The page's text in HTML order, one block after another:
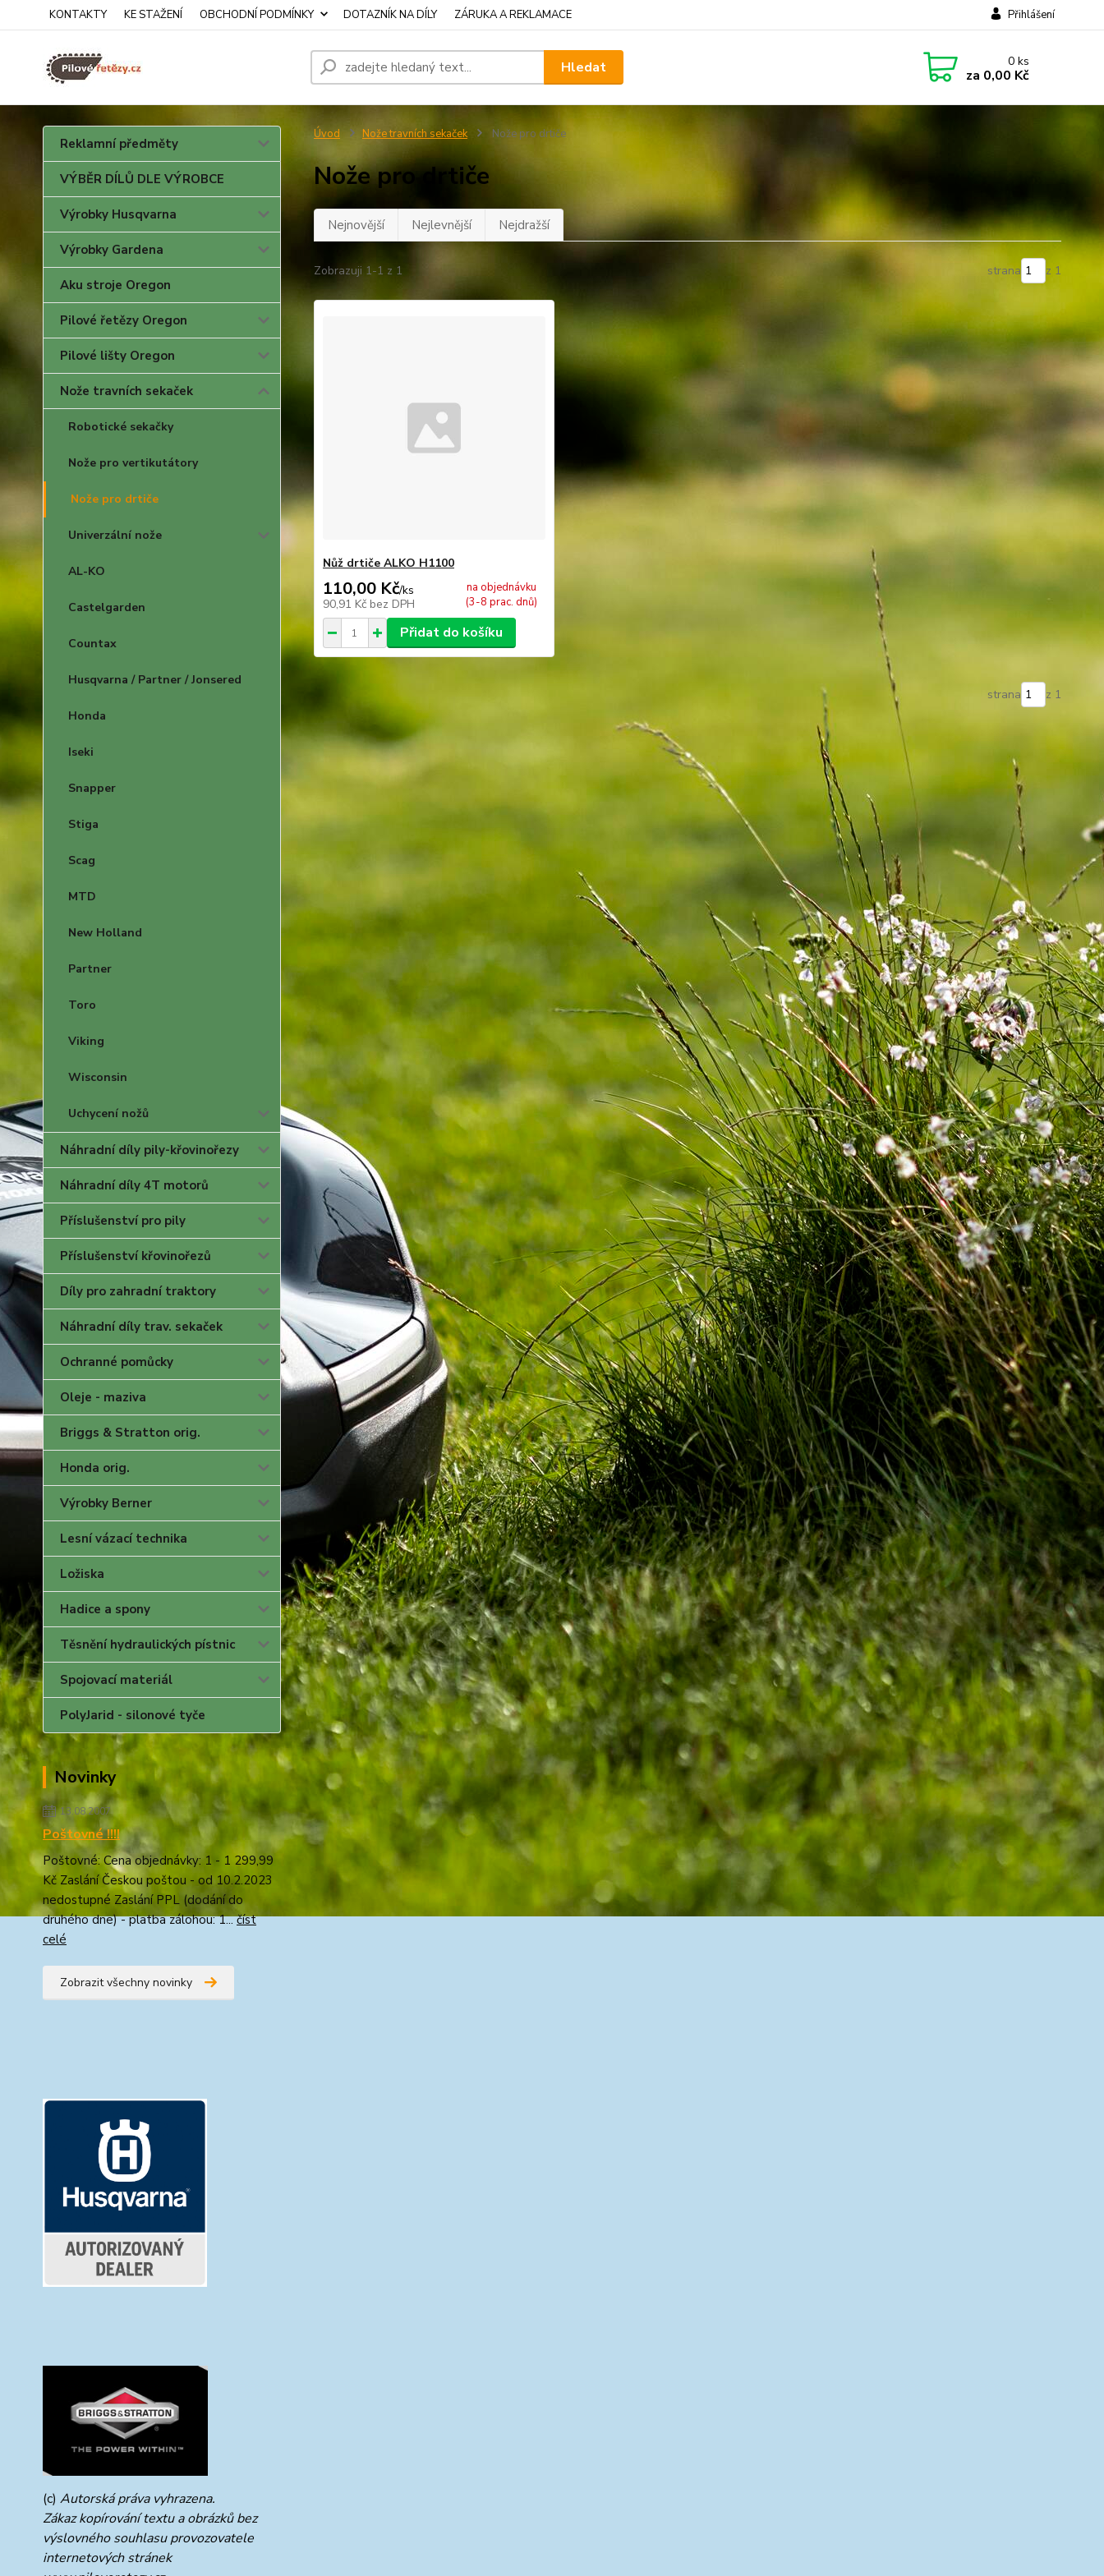
KONTAKTY KE STAŽENÍ OBCHODNÍ PODMÍNKY DOTAZNÍK NA DÍLY ZÁRUKA A REKLAMACE Přihlášení
Hledat 0ks
za 0,00 Kč
Reklamní předměty
VÝBĚR DÍLŮ DLE VÝROBCE
Výrobky Husqvarna
Výrobky Gardena
Aku stroje Oregon
Pilové řetězy Oregon
Pilové lišty Oregon
Nože travních sekaček
Robotické sekačky
Nože pro vertikutátory
Nože pro drtiče
Univerzální nože
AL-KO
Castelgarden
Countax
Husqvarna / Partner / Jonsered
Honda
Iseki
Snapper
Stiga
Scag
MTD
New Holland
Partner
Toro
Viking
Wisconsin
Uchycení nožů
Náhradní díly pily-křovinořezy
Náhradní díly 4T motorů
Příslušenství pro pily
Příslušenství křovinořezů
Díly pro zahradní traktory
Náhradní díly trav. sekaček
Ochranné pomůcky
Oleje - maziva
Briggs & Stratton orig.
Honda orig.
Výrobky Berner
Lesní vázací technika
Ložiska
Hadice a spony
Těsnění hydraulických pístnic
Spojovací materiál
PolyJarid - silonové tyče
Novinky
13.08.2007
Poštovné !!!!
Poštovné: Cena objednávky: 1 - 1 299,99
Kč Zaslání Českou poštou - od 10.2.2023
nedostupné Zaslání PPL (dodání do
druhého dne) - platba zálohou: 1...číst
celé
Zobrazit všechny novinky
(c) Autorská práva vyhrazena.
Zákaz kopírování textu a obrázků bez
výslovného souhlasu provozovatele
internetových stránek
Úvod Nože travních sekaček Nože pro drtiče
Nože pro drtiče
Nejnovější Nejlevnější Nejdražší
Zobrazuji 1-1 z 1 strana z 1
Nůž drtiče ALKO H1100
110,00 Kč/ks
90,91 Kč bez DPH
na objednávku
(3-8 prac. dnů)
Přidat do košíku
strana z 1